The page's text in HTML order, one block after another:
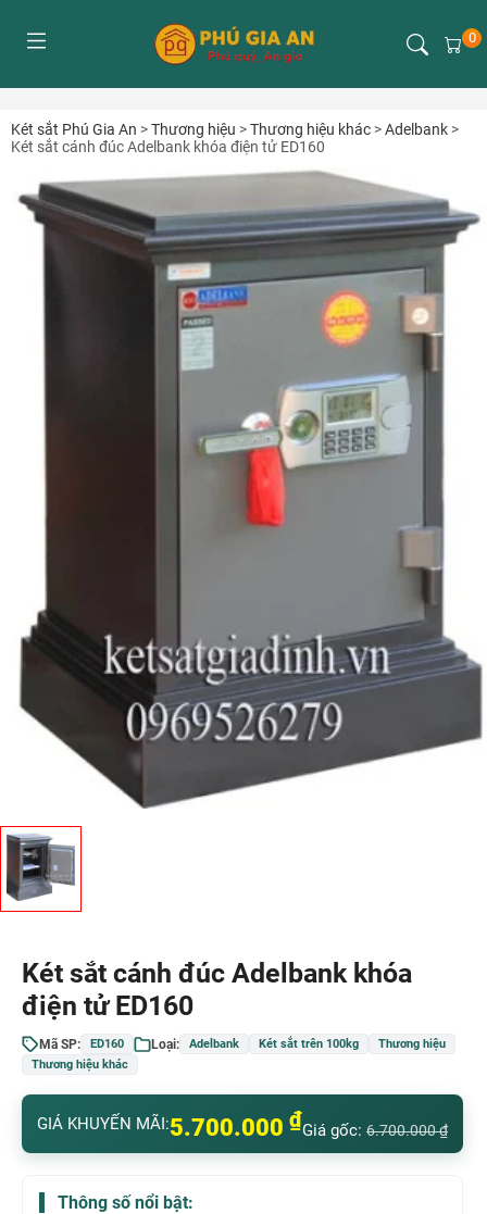
0
Két sắt Phú Gia An >Thương hiệu >Thương hiệu khác >Adelbank >
Két sắt cánh đúc Adelbank khóa điện tử ED160
Két sắt cánh đúc Adelbank khóa
điện tử ED160
Mã SP: ED160 Loại: Adelbank Két sắt trên 100kg
Thương hiệu
Thương hiệu khác
GIÁ KHUYẾN MÃI:5.700.000 ₫Giá gốc: 6.700.000₫
Thông số nổi bật: